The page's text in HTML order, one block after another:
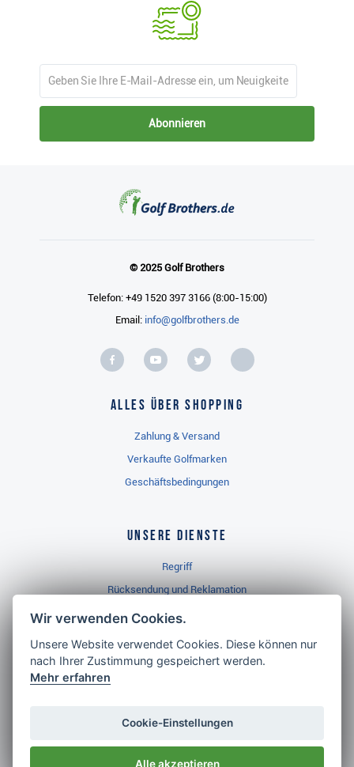
Abonnieren
© 2025 Golf Brothers
Telefon: +49 1520 397 3166 (8:00-15:00)
Email: info@golfbrothers.de
Alles über Shopping
Zahlung & Versand
Verkaufte Golfmarken
Geschäftsbedingungen
Unsere Dienste
Regriff
Rücksendung und Reklamation
Widerrufsbelehrung
Golf Brothers.de
Neuheiten
Wir verwenden Cookies.
Unsere Website verwendet Cookies. Diese können nur
nach Ihrer Zustimmung gespeichert werden.
Mehr erfahren
Cookie-Einstellungen
Alle akzeptieren